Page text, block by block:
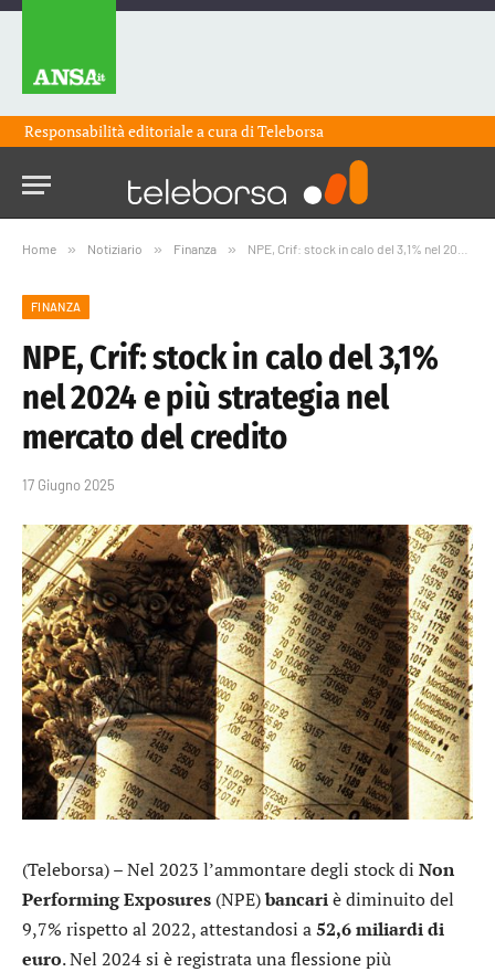
Responsabilità editoriale a cura diTeleborsa
Home » Notiziario » Finanza » NPE, Crif: stock in calo del 3,1% nel 2024 e più strategia nel mercato del credito
FINANZA
NPE, Crif: stock in calo del 3,1%
nel 2024 e più strategia nel
mercato del credito
17 Giugno 2025
(Teleborsa) – Nel 2023 l’ammontare degli stock di Non
Performing Exposures (NPE)bancariè diminuito del
9,7% rispetto al 2022, attestandosi a52,6 miliardi di
euro. Nel 2024 si è registrata una flessione più